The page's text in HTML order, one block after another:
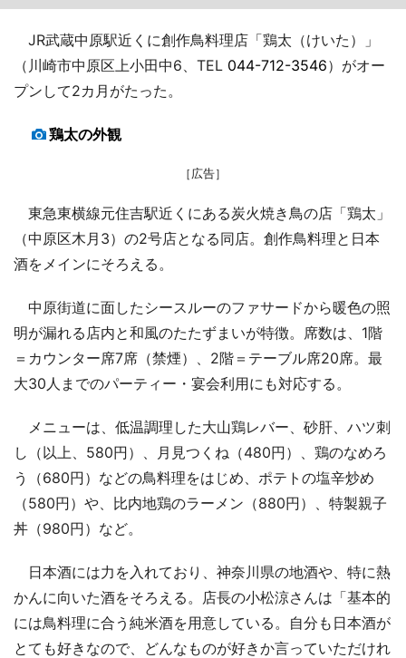
JR武蔵中原駅近くに創作鳥料理店「鶏太（けいた）」
（川崎市中原区上小田中6、TEL 044-712-3546）がオー
プンして2カ月がたった。
鶏太の外観
［広告］
東急東横線元住吉駅近くにある炭火焼き鳥の店「鶏太」
（中原区木月3）の2号店となる同店。創作鳥料理と日本
酒をメインにそろえる。
中原街道に面したシースルーのファサードから暖色の照
明が漏れる店内と和風のたたずまいが特徴。席数は、1階
＝カウンター席7席（禁煙）、2階＝テーブル席20席。最
大30人までのパーティー・宴会利用にも対応する。
メニューは、低温調理した大山鶏レバー、砂肝、ハツ刺
し（以上、580円）、月見つくね（480円）、鶏のなめろ
う（680円）などの鳥料理をはじめ、ポテトの塩辛炒め
（580円）や、比内地鶏のラーメン（880円）、特製親子
丼（980円）など。
日本酒には力を入れており、神奈川県の地酒や、特に熱
かんに向いた酒をそろえる。店長の小松涼さんは「基本的
には鳥料理に合う純米酒を用意している。自分も日本酒が
とても好きなので、どんなものが好きか言っていただけれ